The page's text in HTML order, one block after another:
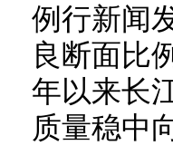
例行新闻
良断面比
年以来长
质量稳中